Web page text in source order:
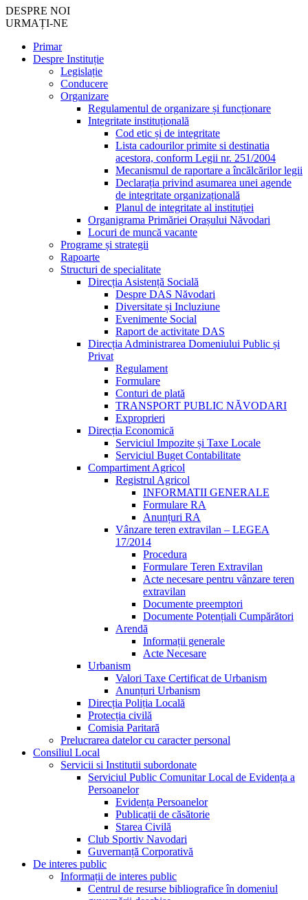
DESPRE NOI
URMAȚI-NE
Primar
Despre Instituție
Legislație
Conducere
Organizare
Regulamentul de organizare și funcționare
Integritate instituțională
Cod etic și de integritate
Lista cadourilor primite si destinatia
acestora, conform Legii nr. 251/2004
Mecanismul de raportare a încălcărilor legii
Declarația privind asumarea unei agende
de integritate organizațională
Planul de integritate al instituției
Organigrama Primăriei Orașului Năvodari
Locuri de muncă vacante
Programe și strategii
Rapoarte
Structuri de specialitate
Direcția Asistență Socială
Despre DAS Năvodari
Diversitate și Incluziune
Evenimente Social
Raport de activitate DAS
Direcția Administrarea Domeniului Public și
Privat
Regulament
Formulare
Conturi de plată
TRANSPORT PUBLIC NĂVODARI
Exproprieri
Direcția Economică
Serviciul Impozite și Taxe Locale
Serviciul Buget Contabilitate
Compartiment Agricol
Registrul Agricol
INFORMATII GENERALE
Formulare RA
Anunțuri RA
Vânzare teren extravilan – LEGEA
17/2014
Procedura
Formulare Teren Extravilan
Acte necesare pentru vânzare teren
extravilan
Documente preemptori
Documente Potențiali Cumpărători
Arendă
Informații generale
Acte Necesare
Urbanism
Valori Taxe Certificat de Urbanism
Anunțuri Urbanism
Direcția Poliția Locală
Protecția civilă
Comisia Paritară
Prelucrarea datelor cu caracter personal
Consiliul Local
Servicii si Institutii subordonate
Serviciul Public Comunitar Local de Evidența a
Persoanelor
Evidența Persoanelor
Publicații de căsătorie
Starea Civilă
Club Sportiv Navodari
Guvernanță Corporativă
De interes public
Informații de interes public
Centrul de resurse bibliografice în domeniul